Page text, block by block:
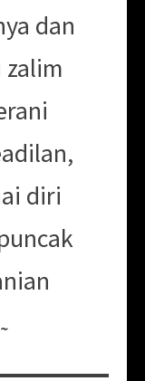
dan
diri
~